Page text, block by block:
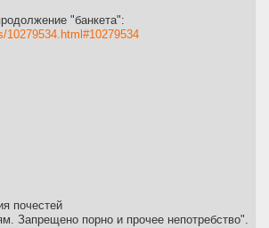
"банкета":
10279534.html#10279534
почестей
Запрещено порно и прочее непотребство".